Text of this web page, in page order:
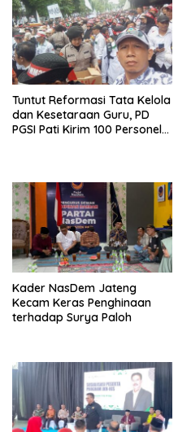
Tuntut Reformasi Tata Kelola
dan Kesetaraan Guru, PD
PGSI Pati Kirim 100 Personel
Kader NasDem Jateng
Kecam Keras Penghinaan
terhadap Surya Paloh